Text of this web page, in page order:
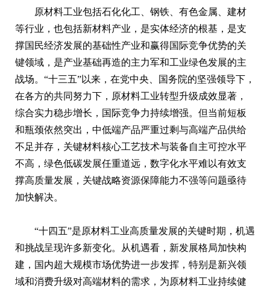
原材料工业包括石化化工、钢铁、有色金属、建材
等行业，也包括新材料产业，是实体经济的根基，是支
撑国民经济发展的基础性产业和赢得国际竞争优势的关
键领域，是产业基础再造的主力军和工业绿色发展的主
战场。“十三五”以来，在党中央、国务院的坚强领导下，
在各方的共同努力下，原材料工业转型升级成效显著，
综合实力稳步增长，国际竞争力持续增强。但当前短板
和瓶颈依然突出，中低端产品严重过剩与高端产品供给
不足并存，关键材料核心工艺技术与装备自主可控水平
不高，绿色低碳发展任重道远，数字化水平难以有效支
撑高质量发展，关键战略资源保障能力不强等问题亟待
加快解决。
“十四五”是原材料工业高质量发展的关键时期，机遇
和挑战呈现许多新变化。从机遇看，新发展格局加快构
建，国内超大规模市场优势进一步发挥，特别是新兴领
域和消费升级对高端材料的需求，为原材料工业持续健